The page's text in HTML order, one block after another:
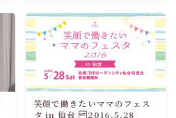
笑顔で働きたいママのフェス
タ in 仙台 2016.5.28